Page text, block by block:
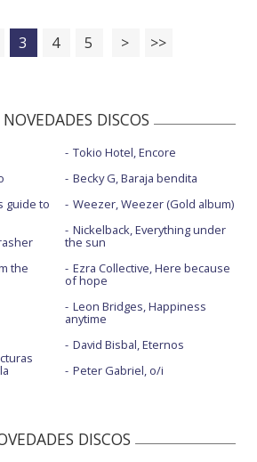
3 4 5 > >>
NOVEDADES DISCOS
guide to
the
Tokio Hotel, Encore
Becky G, Baraja bendita
Weezer, Weezer (Gold album)
Nickelback, Everything under
the sun
Ezra Collective, Here because
of hope
Leon Bridges, Happiness
anytime
David Bisbal, Eternos
Peter Gabriel, o/i
DISCOS